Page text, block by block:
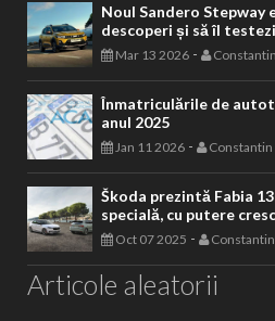
Noul Sandero Stepway
descoperi și să îl
Mar 13 2026 -
Înmatriculările de
anul 2025
Jan 11 2026 - Constantin
Škoda prezintă Fabia
specială, cu putere
Oct 07 2025 -
Articole aleatorii